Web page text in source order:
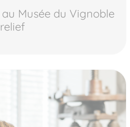
Musée du Vignoble